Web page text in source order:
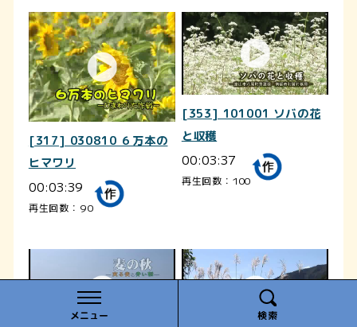
メニュー 検索
[317] 030810 ６万本の
ヒマワリ
00:03:39
再生回数：90
[353] 101001 ソバの花
と収穫
00:03:37
再生回数：100